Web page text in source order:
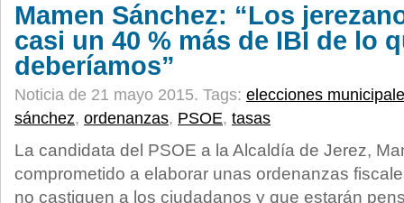
Mamen Sánchez: “Los
casi un 40 % más de IBI de lo
deberíamos”
Noticia de 21 mayo 2015. Tags: elecciones
sánchez, ordenanzas, PSOE, tasas
La candidata del PSOE a la Alcaldía de Jerez,
comprometido a elaborar unas ordenanzas
no castiguen a los ciudadanos y que estarán